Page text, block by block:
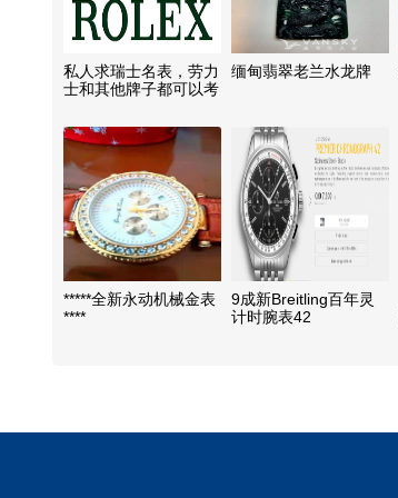
私人求瑞士名表，劳力
士和其他牌子都可以考
缅甸翡翠老兰水龙牌
*****全新永动机械金表
****
9成新Breitling百年灵
计时腕表42